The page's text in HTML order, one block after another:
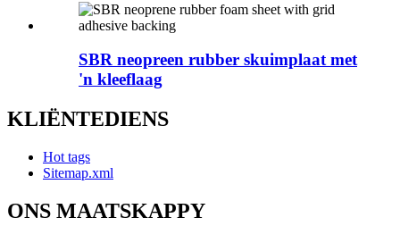
SBR neopreen rubber skuimplaat met
'n kleeflaag
KLIËNTEDIENS
Hot tags
Sitemap.xml
ONS MAATSKAPPY